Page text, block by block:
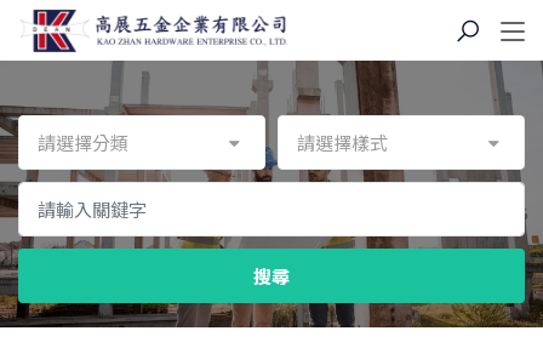
請選擇分類 請選擇樣式
搜尋